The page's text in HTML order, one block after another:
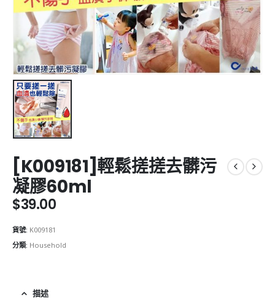
[K009181]輕鬆搓搓去髒污
凝膠60ml
$39.00
貨號: K009181
分類: Household
描述